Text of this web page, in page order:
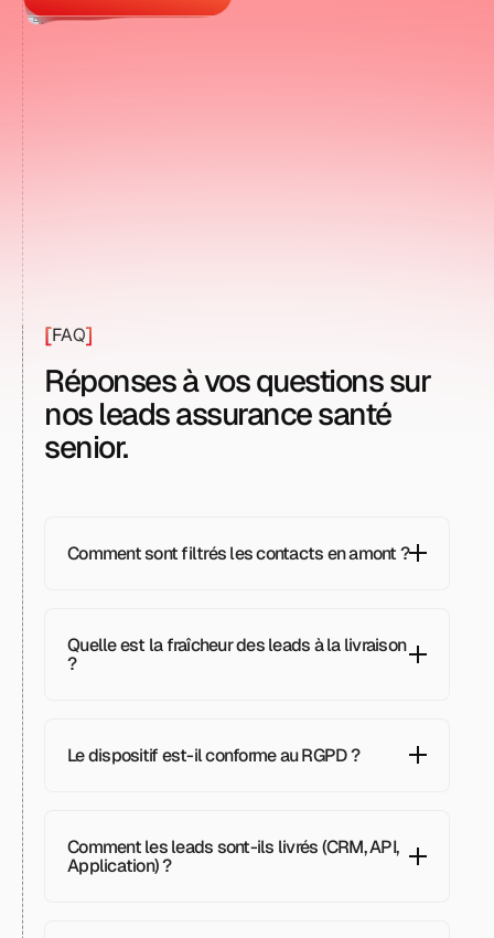
[FAQ]
Réponses à vos questions sur
nos leads assurance santé
senior.
Comment sont filtrés les contacts en amont ?
Quelle est la fraîcheur des leads à la livraison
?
Le dispositif est-il conforme au RGPD ?
Comment les leads sont-ils livrés (CRM, API,
Application) ?